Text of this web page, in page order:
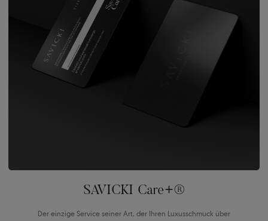
SAVICKI Care+®
Der einzige Service seiner Art, der Ihren Luxusschmuck über